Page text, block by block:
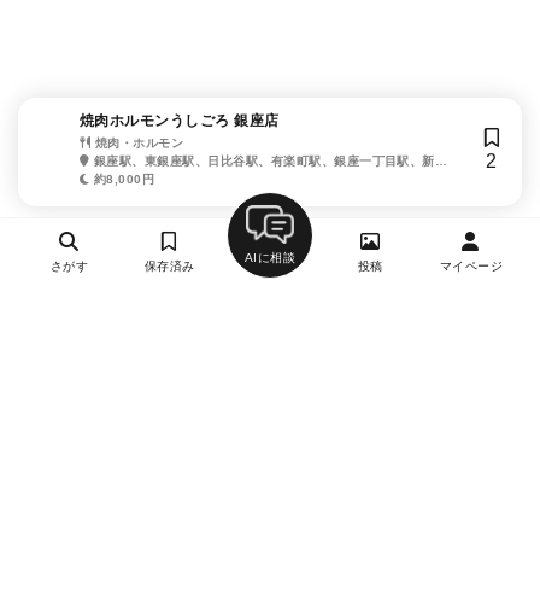
焼肉ホルモンうしごろ 銀座店
焼肉・ホルモン
銀座駅、東銀座駅、日比谷駅、有楽町駅、銀座一丁目駅、新橋
駅、内幸町駅、築地市場駅、汐留駅
約8,000円
2
さがす 保存済み
AIに相談
投稿 マイページ